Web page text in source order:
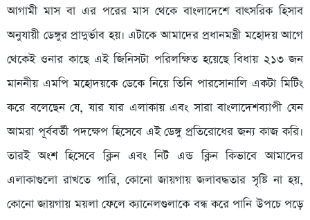
আগামী মাস বা এর পরের মাস থেকে বাংলাদেশে বাৎসরিক হিসাব
অনুযায়ী ডেঙ্গুর প্রাদুর্ভাব হয়। এটাকে আমাদের প্রধানমন্ত্রী মহোদয় আগে
থেকেই ওনার কাছে এই জিনিসটা পরিলক্ষিত হয়েছে বিধায় ২১৩ জন
মাননীয় এমপি মহোদয়কে ডেকে নিয়ে তিনি পারসোনালি একটা মিটিং
করে বলেছেন যে, যার যার এলাকায় এবং সারা বাংলাদেশব্যাপী যেন
আমরা পূর্ববর্তী পদক্ষেপ হিসেবে এই ডেঙ্গু প্রতিরোধের জন্য কাজ করি।​
তারই অংশ হিসেবে ক্লিন এবং নিট এন্ড ক্লিন কিভাবে আমাদের
এলাকাগুলো রাখতে পারি, কোনো জায়গায় জলাবদ্ধতার সৃষ্টি না হয়,
কোনো জায়গায় ময়লা ফেলে ক্যানেলগুলাকে বন্ধ করে পানি উপচে পড়ে